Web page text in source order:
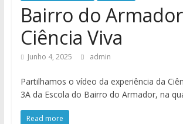
Bairro do
Ciência Viva
Junho 4, 2025 admin
Partilhamos o vídeo da experiência da
3A da Escola do Bairro do Armador, na
Read more